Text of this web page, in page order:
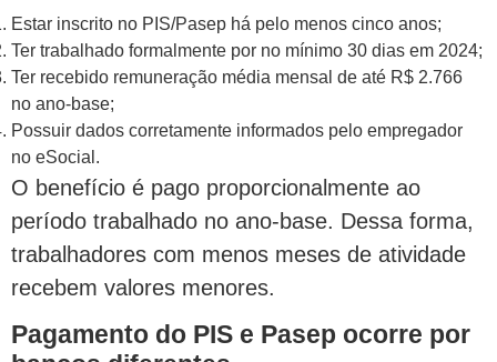
Estar inscrito no PIS/Pasep há pelo menos cinco anos;
Ter trabalhado formalmente por no mínimo 30 dias em 2024;
Ter recebido remuneração média mensal de até R$ 2.766
no ano-base;
Possuir dados corretamente informados pelo empregador
no eSocial.
O benefício é pago proporcionalmente ao
período trabalhado no ano-base. Dessa forma,
trabalhadores com menos meses de atividade
recebem valores menores.
Pagamento do PIS e Pasep ocorre por